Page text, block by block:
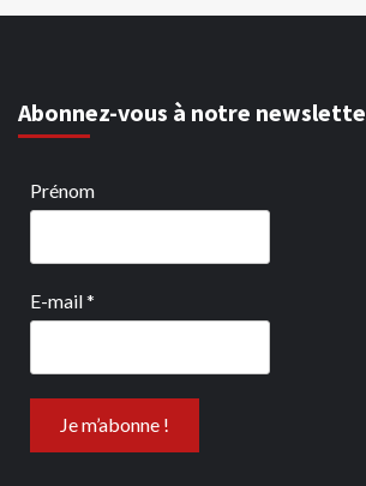
Abonnez-vous à notre
Prénom
E-mail*